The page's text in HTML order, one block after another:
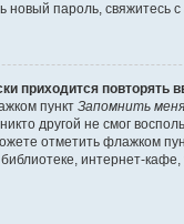
новый пароль, свяжитесь
приходится повторять
пункт Запомнить меня
другой не смог
отметить флажком
интернет-кафе,